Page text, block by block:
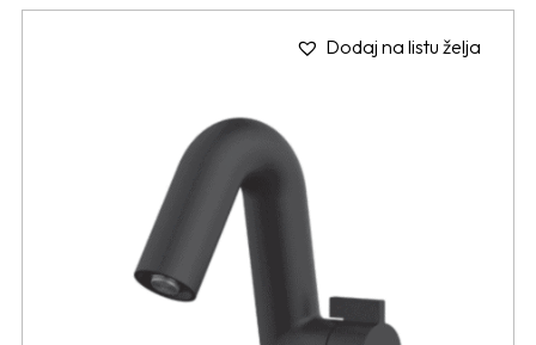
Dodaj na listu želja